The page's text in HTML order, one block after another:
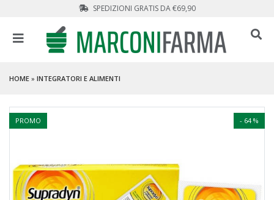
SPEDIZIONI GRATIS DA €69,90
HOME » INTEGRATORI E ALIMENTI
- 64 %
PROMO